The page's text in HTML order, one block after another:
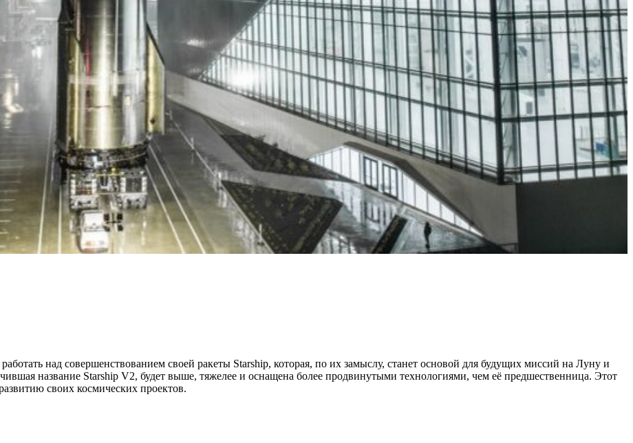
над совершенствованием своей ракеты Starship, которая, по их замыслу, станет основой для будущих миссий на Луну и
название Starship V2, будет выше, тяжелее и оснащена более продвинутыми технологиями, чем её предшественница. Этот
своих космических проектов.